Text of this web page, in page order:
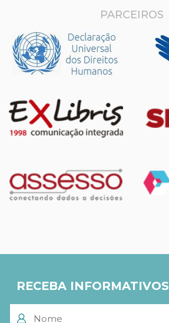
PARCEIROS
RECEBA